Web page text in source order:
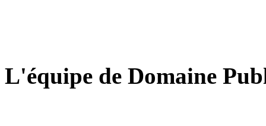
L'équipe de Domaine